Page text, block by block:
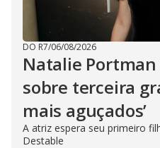
DO R7/06/08/2026
Natalie
sobre terceira
mais aguçados’
A atriz espera seu primeiro
Destable